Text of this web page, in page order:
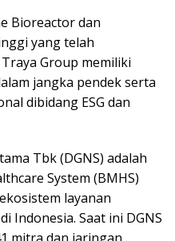
Bioreactor dan
yang telah
Group memiliki
jangka pendek serta
dibidang ESG dan
Tbk (DGNS) adalah
System (BMHS)
layanan
Indonesia. Saat ini DGNS